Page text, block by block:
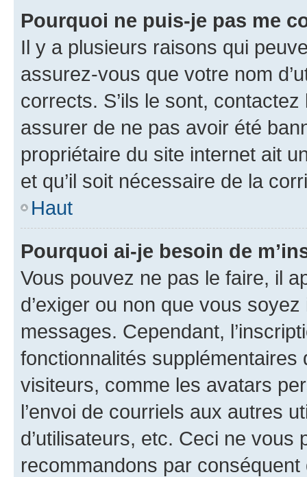
Pourquoi ne puis-je pas me
Il y a plusieurs raisons qui
assurez-vous que votre nom
corrects. S’ils le sont,
assurer de ne pas avoir été
propriétaire du site internet ait
et qu’il soit nécessaire de la
Haut
Pourquoi ai-je besoin de
Vous pouvez ne pas le faire, il
d’exiger ou non que vous
messages. Cependant,
fonctionnalités
visiteurs, comme les avatars
l’envoi de courriels aux autres
d’utilisateurs, etc. Ceci ne vous
recommandons par conséquent